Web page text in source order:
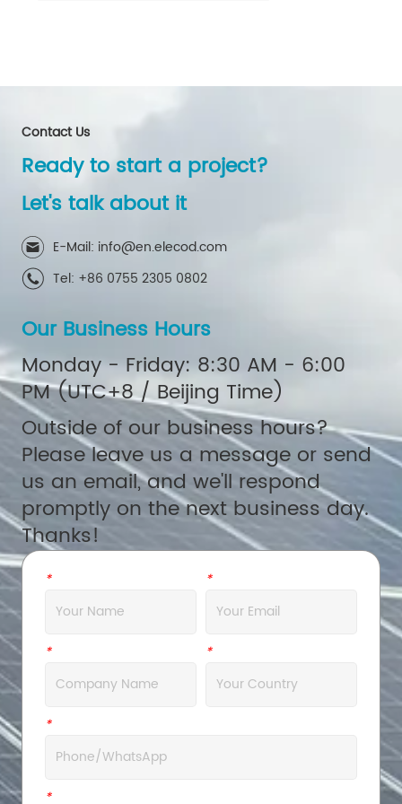
Contact Us
Ready to start a project?
Let's talk about it
E-Mail: info@en.elecod.com
Tel: +86 0755 2305 0802
Our Business Hours
Monday - Friday: 8:30 AM - 6:00
PM (UTC+8 / Beijing Time)
Outside of our business hours?
Please leave us a message or send
us an email, and we'll respond
promptly on the next business day.
Thanks!
*Name *Email
*Company *Address
*WhatsApp
*Message